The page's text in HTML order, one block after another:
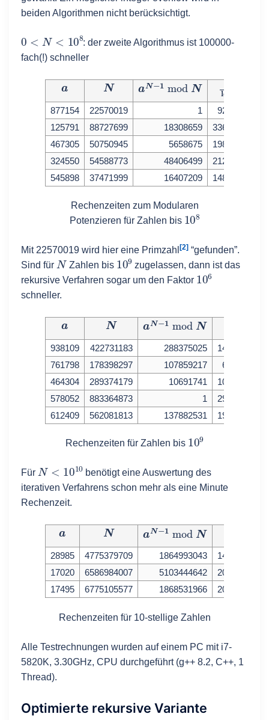
beiden Algorithmen nicht berücksichtigt.
0 <10 8
: der zweite Algorithmus ist 100000-
fach(!) schneller
a N aN−1modN N
877154 22570019 1
923944.14
125791
88727699 18308659
3360530.93
467305
50750945 5658675
1982696.45
324550
54588773 48406499
2123903.14
545898
37471999 16407209 1489389.00
Rechenzeiten zum Modularen
Potenzieren für Zahlen bis
108
Mit 22570019 wird hier eine Primzahl [2] “gefunden”.
Sind für
N
Zahlen bis
109
zugelassen, dann ist das
rekursive Verfahren sogar um den Faktor
106
schneller.
a N aN−1modN
938109 422731183 288375025
14752355.42
761798
178398297 107859217
6508386.34
464304
289374179 10691741
10294950.30
578052
883364873 1
29724475.60
612409
562081813 137882531 19337984.27
Rechenzeiten für Zahlen bis
109
Für
N< 1010
benötigt eine Auswertung des
iterativen Verfahrens schon mehr als eine Minute
Rechenzeit.
a N aN−1modN
28985 4775379709 1864993043
17020
6586984007 5103444642
17495
6775105577 1868531966
Rechenzeiten für 10-stellige Zahlen
Alle Testrechnungen wurden auf einem PC mit i7-
5820K, 3.30GHz, CPU durchgeführt (g++ 8.2, C++, 1
Thread).
Optimierte rekursive Variante